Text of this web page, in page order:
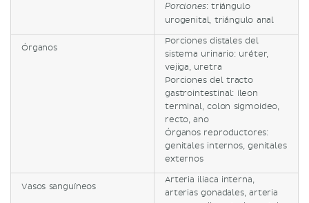
Porciones: triángulo
urogenital, triángulo anal
Órganos
Porciones distales del
sistema urinario: uréter,
vejiga, uretra
Porciones del tracto
gastrointestinal: íleon
terminal, colon sigmoideo,
recto, ano
Órganos reproductores:
genitales internos, genitales
externos
Vasos sanguíneos
Arteria iliaca interna,
arterias gonadales, arteria